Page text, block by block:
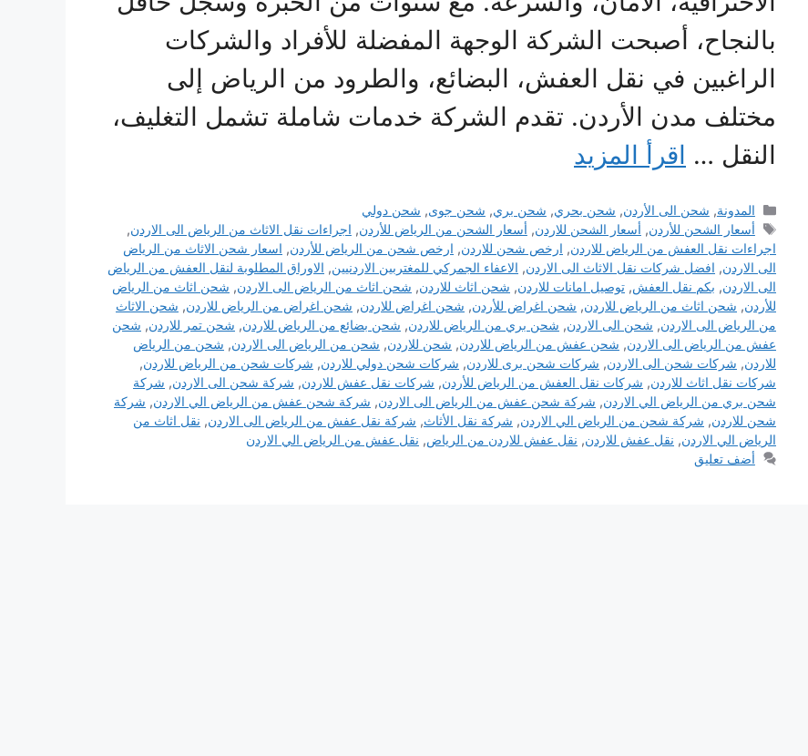
بالنجاح، أصبحت الشركة الوجهة المفضلة للأفراد والشركات
الراغبين في نقل العفش، البضائع، والطرود من الرياض إلى
مختلف مدن الأردن. تقدم الشركة خدمات شاملة تشمل التغليف،
النقل … اقرأ المزيد
التصنيفات
المدونة, شحن الى الأردن, شحن بحري, شحن بري, شحن جوى, شحن دولي
الوسوم
أسعار الشحن للأردن, أسعار الشحن للاردن, أسعار الشحن من الرياض للأردن, اجراءات نقل الاثاث من الرياض الى الاردن,
اجراءات نقل العفش من الرياض للاردن, ارخص شحن للاردن, ارخص شحن من الرياض للأردن, اسعار شحن الاثاث من الرياض
الى الاردن, افضل شركات نقل الاثاث الى الاردن, الاعفاء الجمركي للمغتربين الاردنيين, الاوراق المطلوبة لنقل العفش من الرياض
الى الاردن, بكم نقل العفش, توصيل امانات للاردن, شحن اثاث للاردن, شحن اثاث من الرياض الى الاردن, شحن اثاث من الرياض
للأردن, شحن اثاث من الرياض للاردن, شحن اغراض للأردن, شحن اغراض للاردن, شحن اغراض من الرياض للاردن, شحن الاثاث
من الرياض الى الاردن, شحن الى الاردن, شحن بري من الرياض للاردن, شحن بضائع من الرياض للاردن, شحن تمر للاردن, شحن
عفش من الرياض الى الاردن, شحن عفش من الرياض للاردن, شحن للاردن, شحن من الرياض الى الاردن, شحن من الرياض
للاردن, شركات شحن الى الاردن, شركات شحن برى للاردن, شركات شحن دولي للاردن, شركات شحن من الرياض للاردن,
شركات نقل اثاث للاردن, شركات نقل العفش من الرياض للأردن, شركات نقل عفش للاردن, شركة شحن الى الاردن, شركة
شحن بري من الرياض الي الاردن, شركة شحن عفش من الرياض الى الاردن, شركة شحن عفش من الرياض الي الاردن, شركة
شحن للاردن, شركة شحن من الرياض الي الاردن, شركة نقل الأثاث, شركة نقل عفش من الرياض الى الاردن, نقل اثاث من
الرياض الي الاردن, نقل عفش للاردن, نقل عفش للاردن من الرياض, نقل عفش من الرياض الي الاردن
أضف تعليق